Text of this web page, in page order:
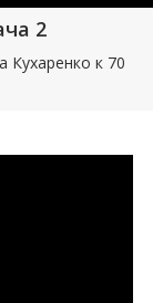
2
Кухаренко к 70